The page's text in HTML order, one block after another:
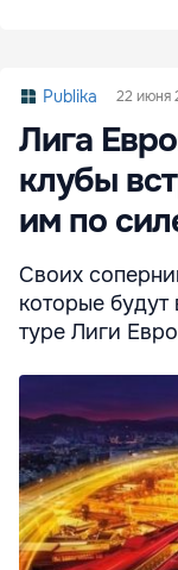
Publika 22 июня
Лига
клубы
им по
Своих
которые
туре Лиги